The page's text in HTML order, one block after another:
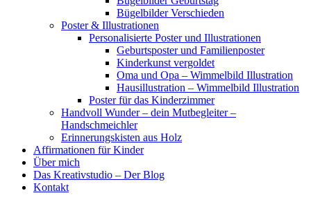
Bügelbilder Verschieden
Poster & Illustrationen
Personalisierte Poster und Illustrationen
Geburtsposter und Familienposter
Kinderkunst vergoldet
Oma und Opa – Wimmelbild Illustration
Hausillustration – Wimmelbild Illustration
Poster für das Kinderzimmer
Handvoll Wunder – dein Mutbegleiter –
Handschmeichler
Erinnerungskisten aus Holz
Affirmationen für Kinder
Über mich
Das Kreativstudio – Der Blog
Kontakt